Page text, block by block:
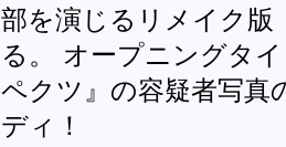
部を演じるリメイク版
る。 オープニングタ
ペクツ』の容疑者写真
ディ！